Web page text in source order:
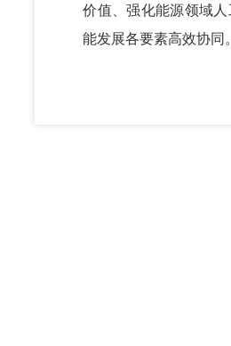
价值、强化能源领域
能发展各要素高效协同。